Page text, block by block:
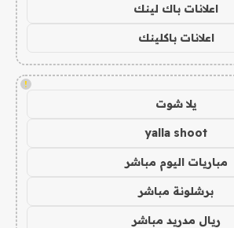
اعلانات باك لينك
اعلانات باكلينك
!
يلا شوت
yalla shoot
مباريات اليوم مباشر
برشلونة مباشر
ريال مدريد مباشر